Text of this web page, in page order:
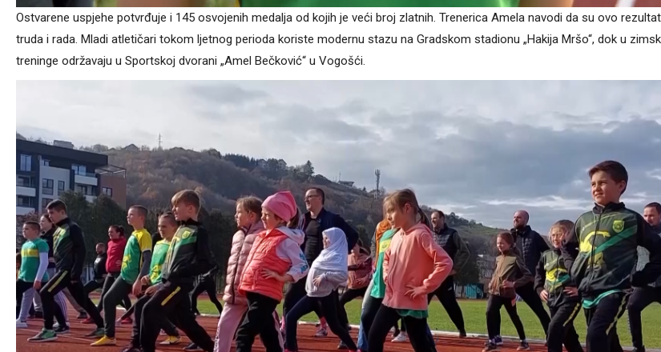
Ostvarene uspjehe potvrđuje i 145 osvojenih medalja od kojih je veći broj zlatnih. Trenerica Amela navodi da su ovo
truda i rada. Mladi atletičari tokom ljetnog perioda koriste modernu stazu na Gradskom stadionu „Hakija Mršo“, dok u
treninge održavaju u Sportskoj dvorani „Amel Bečković“ u Vogošći.